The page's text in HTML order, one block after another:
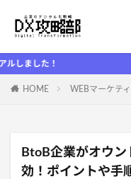
HOME WEBマーケテ
BtoB企業がオウ
効！ポイントや手